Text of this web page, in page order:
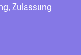
Zulassung